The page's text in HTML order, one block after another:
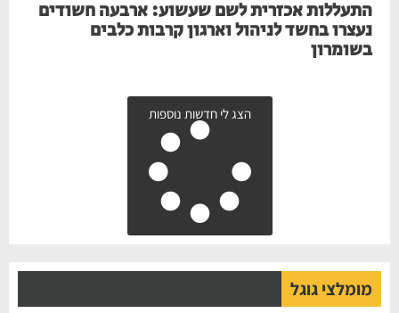
התעללות אכזרית לשם שעשוע: ארבעה חשודים
נעצרו בחשד לניהול וארגון קרבות כלבים
בשומרון
הצג לי חדשות נוספות
מומלצי גוגל